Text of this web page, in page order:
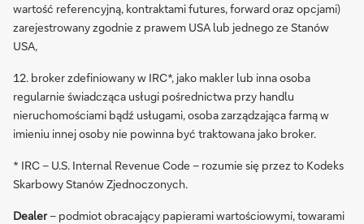
wartość referencyjną, kontraktami futures, forward oraz opcjami)
zarejestrowany zgodnie z prawem USA lub jednego ze Stanów
USA,
12. broker zdefiniowany w IRC*, jako makler lub inna osoba
regularnie świadcząca usługi pośrednictwa przy handlu
nieruchomościami bądź usługami, osoba zarządzająca farmą w
imieniu innej osoby nie powinna być traktowana jako broker.
* IRC – U.S. Internal Revenue Code – rozumie się przez to Kodeks
Skarbowy Stanów Zjednoczonych.
Dealer– podmiot obracający papierami wartościowymi, towarami